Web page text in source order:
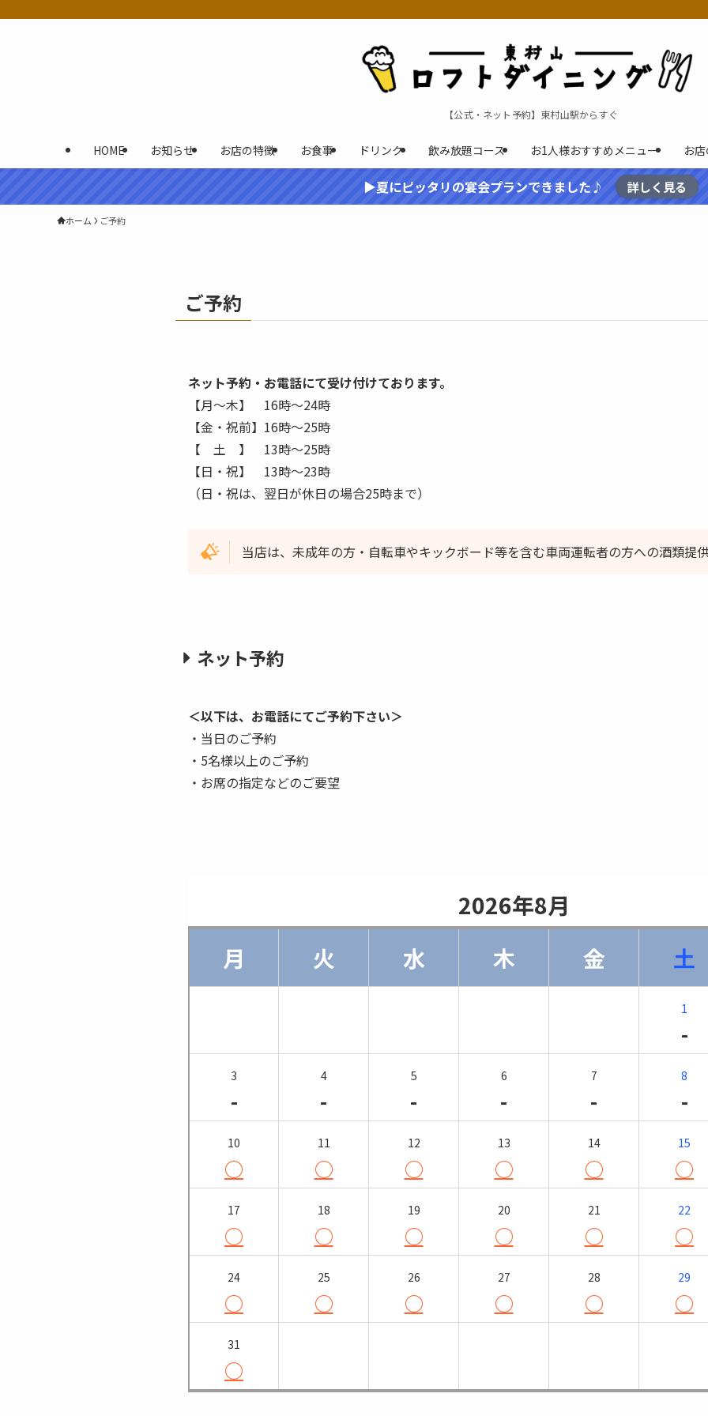
【公式・ネット予約】東村山駅からすぐ
HOME お知らせ お店の特徴 お食事 ドリンク 飲み放題コース お1人様おすすめメニュー お
▶夏にピッタリの宴会プランできました♪ 詳しく見る
ホーム ご予約
ご予約
ネット予約・お電話にて受け付けております。
【月〜木】 16時〜24時
【金・祝前】16時〜25時
【 土 】 13時〜25時
【日・祝】 13時〜23時
（日・祝は、翌日が休日の場合25時まで）
当店は、未成年の方・自転車やキックボード等を含む車両運転者の方への酒類提
ネット予約
＜以下は、お電話にてご予約下さい＞
・当日のご予約
・5名様以上のご予約
・お席の指定などのご要望
                    2026年8月
月
火 水 木 金 土
1
-
3
-
4
-
5
-
6
-
7
-
8
-
10
○
11
○
12
○
13
○
14
○
15
○
17
○
18
○
19
○
20
○
21
○
22
○
24
○
25
○
26
○
27
○
28
○
29
○
31
○